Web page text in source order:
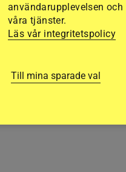
användarupplevelsen
våra tjänster.
Läs vår integritetspolicy
Till mina sparade val